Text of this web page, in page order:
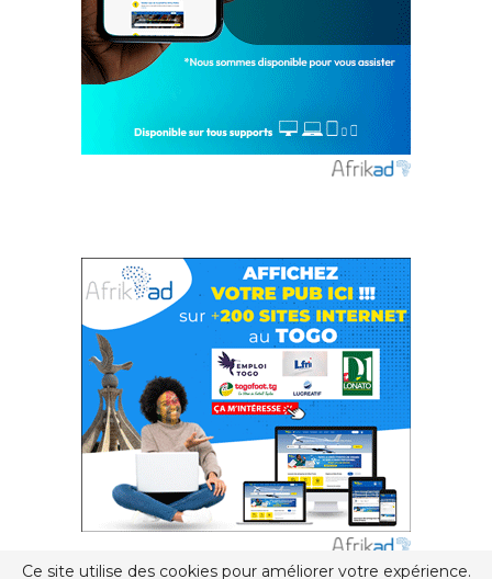
Ce site utilise des cookies pour améliorer votre expérience.